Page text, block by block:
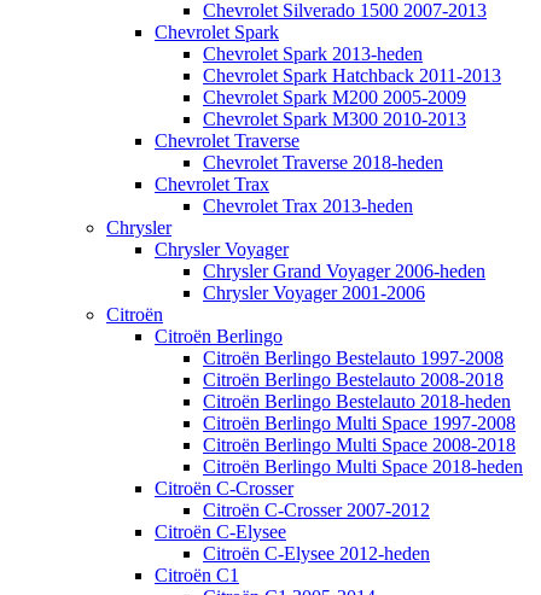
Chevrolet Silverado 1500 2007-2013
Chevrolet Spark
Chevrolet Spark 2013-heden
Chevrolet Spark Hatchback 2011-2013
Chevrolet Spark M200 2005-2009
Chevrolet Spark M300 2010-2013
Chevrolet Traverse
Chevrolet Traverse 2018-heden
Chevrolet Trax
Chevrolet Trax 2013-heden
Chrysler
Chrysler Voyager
Chrysler Grand Voyager 2006-heden
Chrysler Voyager 2001-2006
Citroën
Citroën Berlingo
Citroën Berlingo Bestelauto 1997-2008
Citroën Berlingo Bestelauto 2008-2018
Citroën Berlingo Bestelauto 2018-heden
Citroën Berlingo Multi Space 1997-2008
Citroën Berlingo Multi Space 2008-2018
Citroën Berlingo Multi Space 2018-heden
Citroën C-Crosser
Citroën C-Crosser 2007-2012
Citroën C-Elysee
Citroën C-Elysee 2012-heden
Citroën C1